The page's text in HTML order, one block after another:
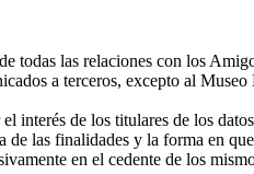
todas las relaciones con los
a terceros, excepto al
interés de los titulares de los
las finalidades y la forma en
en el cedente de los